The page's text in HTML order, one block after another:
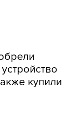
купили